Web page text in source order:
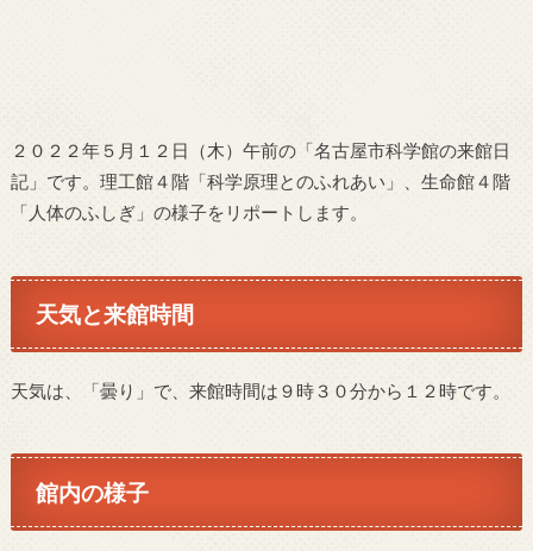
２０２２年５月１２日（木）午前の「名古屋市科学館の来館日
記」です。理工館４階「科学原理とのふれあい」、生命館４階
「人体のふしぎ」の様子をリポートします。
天気と来館時間
天気は、「曇り」で、来館時間は９時３０分から１２時です。
館内の様子